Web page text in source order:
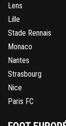
Lens
Lille
Stade Rennais
Monaco
Nantes
Strasbourg
Nice
Paris FC